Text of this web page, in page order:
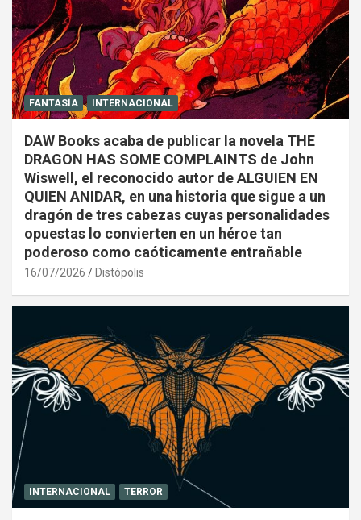
FANTASÍA INTERNACIONAL
DAW Books acaba de publicar la novela THE
DRAGON HAS SOME COMPLAINTS de John
Wiswell, el reconocido autor de ALGUIEN EN
QUIEN ANIDAR, en una historia que sigue a un
dragón de tres cabezas cuyas personalidades
opuestas lo convierten en un héroe tan
poderoso como caóticamente entrañable
16/07/2026 Distópolis
INTERNACIONAL TERROR